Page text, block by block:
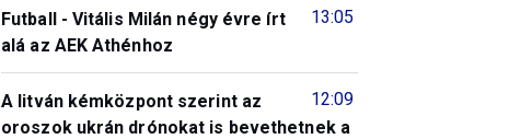
13:05
Futball - Vitális Milán négy évre írt
alá az AEK Athénhoz
12:09
A litván kémközpont szerint az
oroszok ukrán drónokat is bevethetnek a